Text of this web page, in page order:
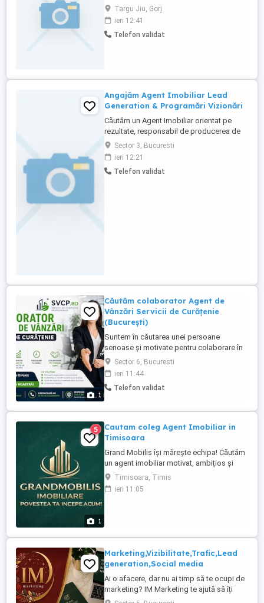
asigurări MLM! Fii arhitectul propriei tale
reușite financiare și construiește-ți
propriul imperiu într-o industrie în plină
expansiune. Alătură-te echipei noastre și
Targu Jiu, Gorj
ieri 12:41
Telefon validat
Angajăm Agent Imobiliar Lead
Generation & Programări Vizionări
Căutăm un Agent Imobiliar orientat pe
rezultate, responsabil de producerea de
lead-uri calificate și conectarea acestora
în vizionări sau audit-uri imobiliare, într-un
sistem deja structurat. Rolul tău- generezi
interes, califici lead-urile, le transformi în
Sector 3, Bucuresti
ieri 12:21
Telefon validat
1
Căutăm colaborator Agent de
Vânzări Servicii de Curățenie
(București)
Suntem în căutarea unei persoane
serioase și motivate pentru colaborare în
domeniul serviciilor de curățenie din
București. Dacă ai experiență în vânzări
sau pur și simplu îți place să comunici și
să găsești clienți noi, ne-ar plăcea să
organizată și comunicativă; Experiența ...
Sector 6, Bucuresti
ieri 11:44
Telefon validat
1
5
Cautam coleg Agent Imobiliar in
Timisoara
Grand Mobilis își mărește echipa! Căutăm
un agent imobiliar motivat, ambițios și
dornic să crească într-un mediu
profesionist și energic. Locație: birou
modern în zona de Nord a Timișoarei
Timisoara, Timis
ieri 11:05
Marketing,Vizibilitate,Trafic,Lead
generation,Social media
Ai o afacere, dar nu ai timp să te ocupi de
marketing? IM Marketing te ajută să îți
crești vizibilitatea online și să transformi